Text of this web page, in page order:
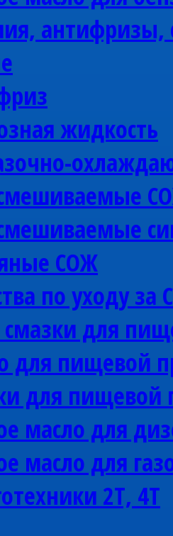
антифризы,
жидкость
СОЖ
по уходу за
для
для пищевой
для
масло для
масло для
2Т, 4Т